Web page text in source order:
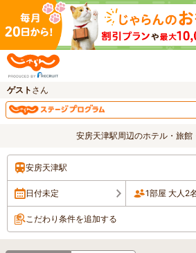
ゲスト さん
安房天津駅周辺のホテル・旅館
安房天津駅
日付未定 1部屋 大人2名
こだわり条件を追加する